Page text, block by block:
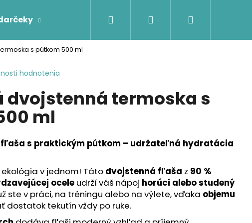
Firemné darčeky Darčeky podľa
Hľadať Prihlásenie
s pútkom 500 ml
hodnotenia
dvojstenná termoska s
ml
fľaša s praktickým pútkom – udržateľná hydratácia
v jednom! Táto dvojstenná fľaša z 90 %
ocele udrží váš nápoj horúci alebo studený
ste v práci, na tréningu alebo na výlete, vďaka objemu
dostatok tekutín vždy po ruke.